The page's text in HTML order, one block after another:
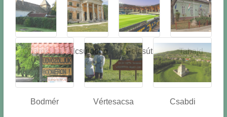
Óbarok
Alcsútdobo
z
Felcsút Tabajd
Bodmér Vértesacsa Csabdi